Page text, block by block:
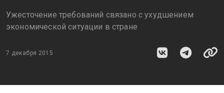
Ужесточение требований связано с ухудшением
экономической ситуации в стране
7 декабря 2015